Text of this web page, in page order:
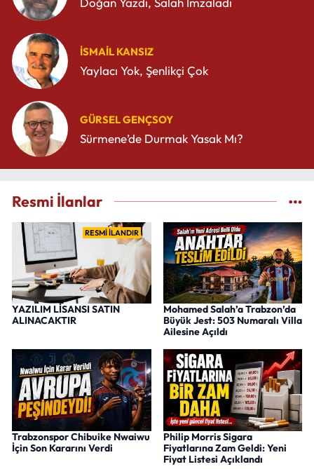
İSMAIL KANSIZ
Yaylacı Yok, Şenlikçi Çok
GÜRSEL GENÇSOY
Sürmene’de Durmak Yasak Mı?
Resmi İlanlar
RESMİ İLANDIR
YAZILIM LİSANSI SATIN
ALINACAKTIR
Mohamed Salah’a Trabzon’da
Büyük Jest: 503 Numaralı Villa
Ailesine Açıldı
Trabzonspor Chibuike Nwaiwu
İçin Son Kararını Verdi
Philip Morris Sigara
Fiyatlarına Zam Geldi: Yeni
Fiyat Listesi Açıklandı